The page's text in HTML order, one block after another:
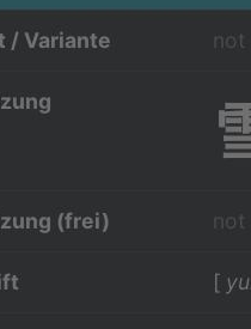
/ Variante not
(frei) not
[